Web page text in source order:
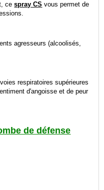
cespray CS vous permet de
agresseurs (alcoolisés,
respiratoires supérieures
d'angoisse et de peur
de défense